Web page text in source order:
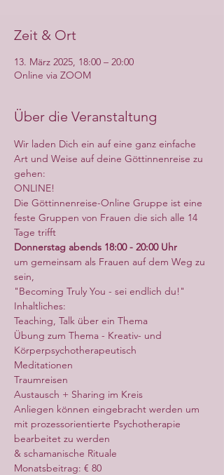
Zeit & Ort
13. März 2025, 18:00 – 20:00
Online via ZOOM
Über die Veranstaltung
Wir laden Dich ein auf eine ganz einfache
Art und Weise auf deine Göttinnenreise zu
gehen:
ONLINE!
Die Göttinnenreise-Online Gruppe ist eine
feste Gruppen von Frauen die sich alle 14
Tage trifft
Donnerstag abends 18:00 - 20:00 Uhr
um gemeinsam als Frauen auf dem Weg zu
sein,
"Becoming Truly You - sei endlich du!"
Inhaltliches:
Teaching, Talk über ein Thema
Übung zum Thema - Kreativ- und
Körperpsychotherapeutisch
Meditationen
Traumreisen
Austausch + Sharing im Kreis
Anliegen können eingebracht werden um
mit prozessorientierte Psychotherapie
bearbeitet zu werden
& schamanische Rituale
Monatsbeitrag: € 80